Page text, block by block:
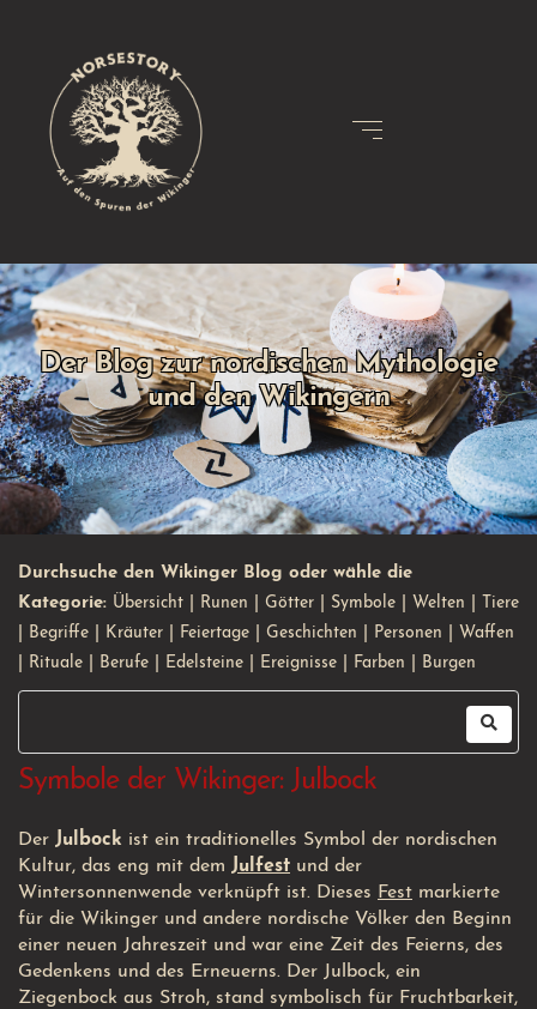
Der Blog zur nordischen Mythologie
und den Wikingern
Durchsuche den Wikinger Blog oder wähle die
Kategorie: Übersicht Runen Götter Symbole Welten
Tiere
Begriffe Kräuter Feiertage Geschichten Personen
Waffen
Rituale Berufe Edelsteine Ereignisse Farben Burgen
Symbole der Wikinger: Julbock
Der Julbock ist ein traditionelles Symbol der nordischen
Kultur, das eng mit dem Julfest und der
Wintersonnenwende verknüpft ist. Dieses Fest markierte
für die Wikinger und andere nordische Völker den Beginn
einer neuen Jahreszeit und war eine Zeit des Feierns, des
Gedenkens und des Erneuerns. Der Julbock, ein
Ziegenbock aus Stroh, stand symbolisch für Fruchtbarkeit,